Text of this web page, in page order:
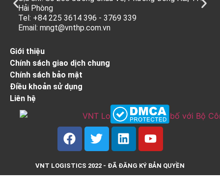
Hải Phòng
Tel: +84 225 3614 396 - 3769 339
Email: mngt@vnthp.com.vn
Giới thiệu
Chính sách giao dịch chung
Chính sách bảo mật
Điều khoản sử dụng
Liên hệ
VNT LOGISTICS 2022 - ĐÃ ĐĂNG KÝ BẢN QUYỀN